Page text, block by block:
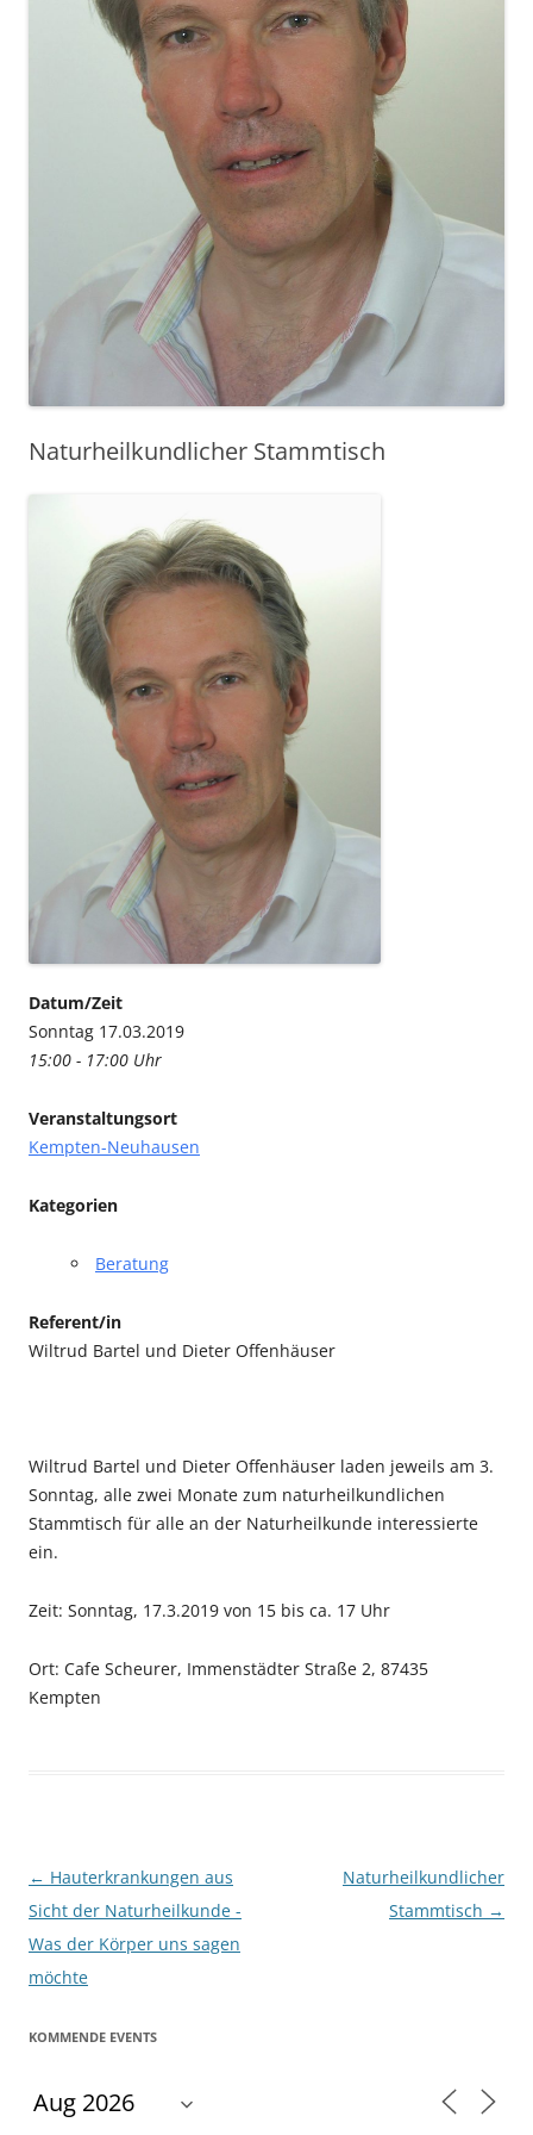
Naturheilkundlicher Stammtisch
Datum/Zeit
Sonntag 17.03.2019
15:00 - 17:00 Uhr
Veranstaltungsort
Kempten-Neuhausen
Kategorien
Beratung
Referent/in
Wiltrud Bartel und Dieter Offenhäuser
Wiltrud Bartel und Dieter Offenhäuser laden jeweils am 3.
Sonntag, alle zwei Monate zum naturheilkundlichen
Stammtisch für alle an der Naturheilkunde interessierte
ein.
Zeit: Sonntag, 17.3.2019 von 15 bis ca. 17 Uhr
Ort: Cafe Scheurer, Immenstädter Straße 2, 87435
Kempten
Beitragsnavigation
← Hauterkrankungen aus
Sicht der Naturheilkunde -
Was der Körper uns sagen
möchte
Naturheilkundlicher
Stammtisch →
KOMMENDE EVENTS